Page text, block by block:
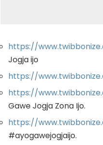
https://
Jogja ijo
https://
https://
Gawe Jogja Zona Ijo.
https://
#ayogawejogjaijo.